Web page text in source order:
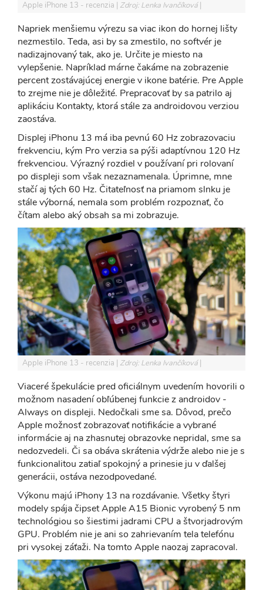
Apple iPhone 13 - recenzia Zdroj: Lenka Ivančíková
Napriek menšiemu výrezu sa viac ikon do hornej lišty
nezmestilo. Teda, asi by sa zmestilo, no softvér je
nadizajnovaný tak, ako je. Určite je miesto na
vylepšenie. Napríklad márne čakáme na zobrazenie
percent zostávajúcej energie v ikone batérie. Pre Apple
to zrejme nie je dôležité. Prepracovať by sa patrilo aj
aplikáciu Kontakty, ktorá stále za androidovou verziou
zaostáva.
Displej iPhonu 13 má iba pevnú 60 Hz zobrazovaciu
frekvenciu, kým Pro verzia sa pýši adaptívnou 120 Hz
frekvenciou. Výrazný rozdiel v používaní pri rolovaní
po displeji som však nezaznamenala. Úprimne, mne
stačí aj tých 60 Hz. Čitateľnosť na priamom slnku je
stále výborná, nemala som problém rozpoznať, čo
čítam alebo aký obsah sa mi zobrazuje.
Apple iPhone 13 - recenzia Zdroj: Lenka Ivančíková
Viaceré špekulácie pred oficiálnym uvedením hovorili o
možnom nasadení obľúbenej funkcie z androidov -
Always on displeji. Nedočkali sme sa. Dôvod, prečo
Apple možnosť zobrazovať notifikácie a vybrané
informácie aj na zhasnutej obrazovke nepridal, sme sa
nedozvedeli. Či sa obáva skrátenia výdrže alebo nie je s
funkcionalitou zatiaľ spokojný a prinesie ju v ďalšej
generácii, ostáva nezodpovedané.
Výkonu majú iPhony 13 na rozdávanie. Všetky štyri
modely spája čipset Apple A15 Bionic vyrobený 5 nm
technológiou so šiestimi jadrami CPU a štvorjadrovým
GPU. Problém nie je ani so zahrievaním tela telefónu
pri vysokej záťaži. Na tomto Apple naozaj zapracoval.